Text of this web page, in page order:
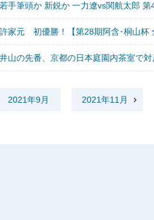
若手筆頭か 新鋭か 一力遼vs関航太郎 第
許家元 初優勝！【第28期阿含･桐山杯
井山の先番、京都の日本庭園内茶室で対
2021年9月 2021年11月